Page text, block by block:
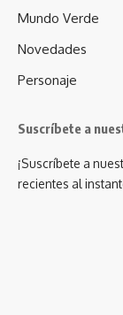
Mundo Verde
Novedades
Personaje
Suscríbete a
¡Suscríbete a
recientes al